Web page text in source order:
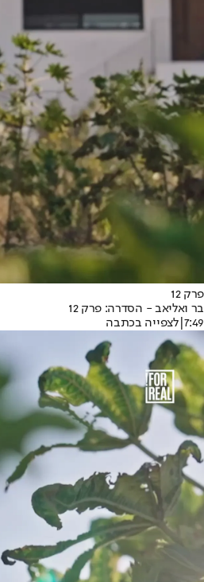
פרק 12
בר ואליאב - הסדרה: פרק 12
7:49
|לצפייה בכתבה